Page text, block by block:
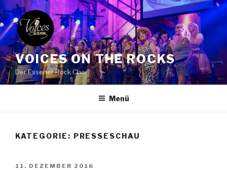
Zum
Inhalt
springen
VOICES ON THE ROCKS
Der Essener Rock Chor
Menü
KATEGORIE: PRESSESCHAU
VERÖFFENTLICHT
11. DEZEMBER 2016